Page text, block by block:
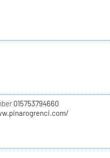
015753794660